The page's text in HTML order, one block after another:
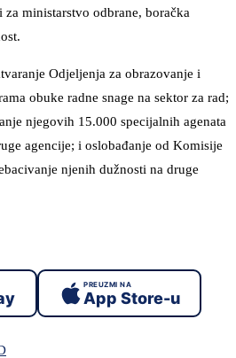
ministarstvo odbrane, boračka
Odjeljenja za obrazovanje i
obuke radne snage na sektor za rad;
njegovih 15.000 specijalnih agenata
agencije; i oslobađanje od Komisije
njenih dužnosti na druge
PREUZMI NA
App Store-u